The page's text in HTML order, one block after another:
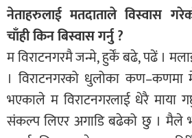
नेताहरुलाई मतदाताले विस्वास
चाँही किन बिस्वास गर्नु ?
म विराटनगरमै जन्मे, हुर्कें बढे, पढें ।
। विराटनगरको धुलोका कण–कणमा
भएकाले म विराटनगरलाई धेरै माया
संकल्प लिएर अगाडि बढेको छु । मैले